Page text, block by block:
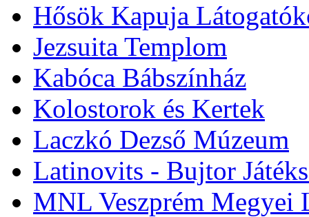
Hősök Kapuja
Jezsuita Templom
Kabóca Bábszínház
Kolostorok és Kertek
Laczkó Dezső Múzeum
Latinovits - Bujtor
MNL Veszprém Megyei